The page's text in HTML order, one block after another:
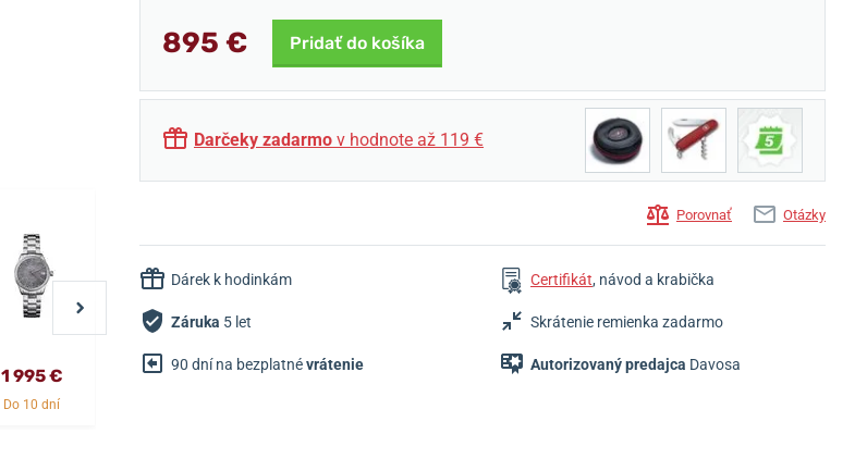
895 € Pridať do košíka
Darčeky zadarmo v hodnote až 119 €
Porovnať Otázky
Dárek k hodinkám Certifikát, návod a krabička
Záruka 5 let Skrátenie remienka zadarmo
90 dní na bezplatnévrátenie Autorizovaný predajca Davosa
1 995 €
Do 10 dní
1 995 € 950 € 950 € 1 995 €